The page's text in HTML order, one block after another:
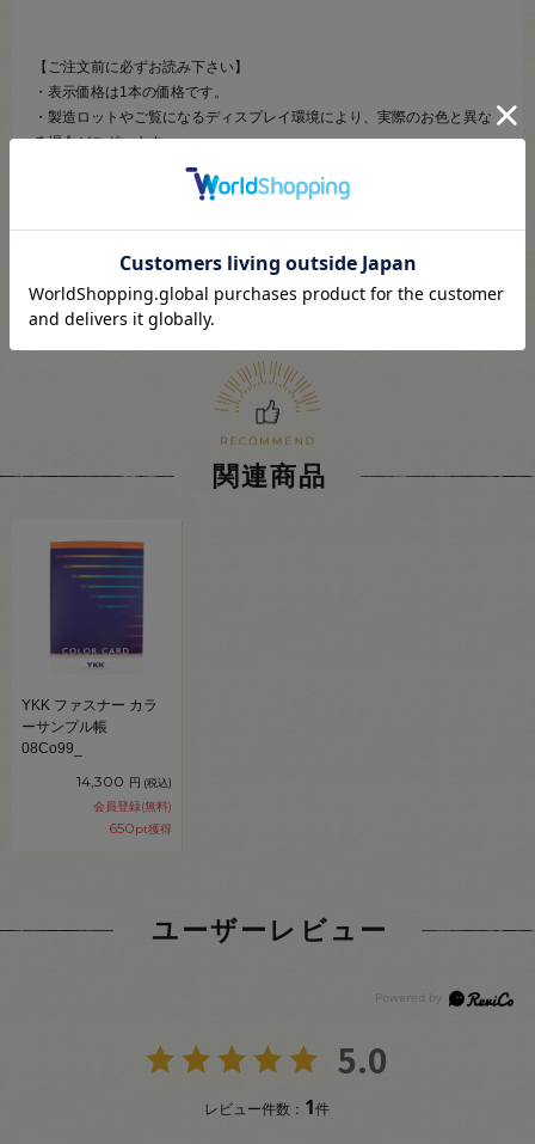
【ご注文前に必ずお読み下さい】
・表示価格は1本の価格です。
・製造ロットやご覧になるディスプレイ環境により、実際のお色と異な
る場合がございます。
・予告なくパッケージが変更になる場合がございます。
・当社の他オンラインショップと在庫を共有しており、注文が確定して
関連商品
YKK ファスナー カラ
ーサンプル帳
08Co99_
14,300 円 (税込)
会員登録(無料)
650pt獲得
ユーザーレビュー
5.0
レビュー件数： 1件